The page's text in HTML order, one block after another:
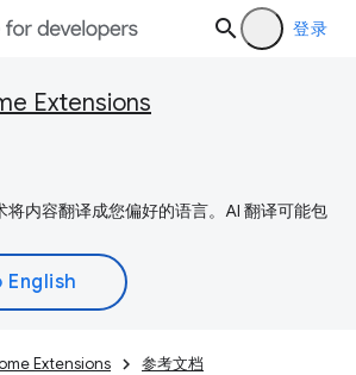
登录
Extensions
将内容翻译成您偏好的语言。AI 翻译可能包
Extensions 参考文档